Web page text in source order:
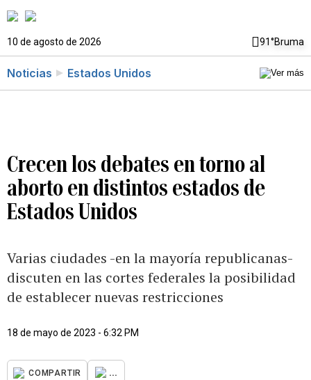
10 de agosto de 2026 91°Bruma
Noticias Estados Unidos
Crecen los debates en torno al
aborto en distintos estados de
Estados Unidos
Varias ciudades -en la mayoría republicanas-
discuten en las cortes federales la posibilidad
de establecer nuevas restricciones
18 de mayo de 2023 - 6:32 PM
COMPARTIR ...